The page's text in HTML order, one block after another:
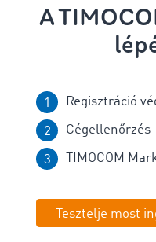
A
Regisztráció
Cégellenőrzés
TIMOCOM
Tesztelje most